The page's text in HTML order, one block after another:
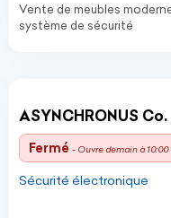
Vente de meubles
système de sécurité
ASYNCHRONUS Co.
Fermé - Ouvre demain à 10:00
Sécurité électronique